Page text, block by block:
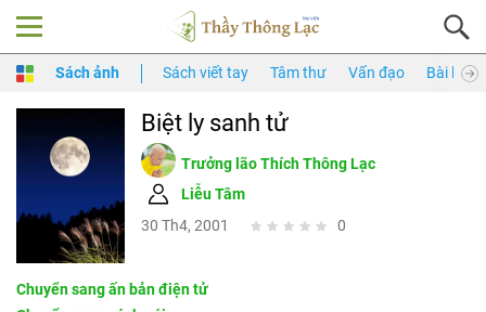
Sách ảnh Sách viết tay Tâm thư Vấn đạo Bài làm
Biệt ly sanh tử
Trưởng lão Thích Thông Lạc
Liễu Tâm
30 Th4, 2001
0
Chuyển sang ấn bản điện tử